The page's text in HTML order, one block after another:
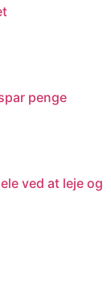
penge
ved at leje og